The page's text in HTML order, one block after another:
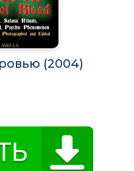
(2004)